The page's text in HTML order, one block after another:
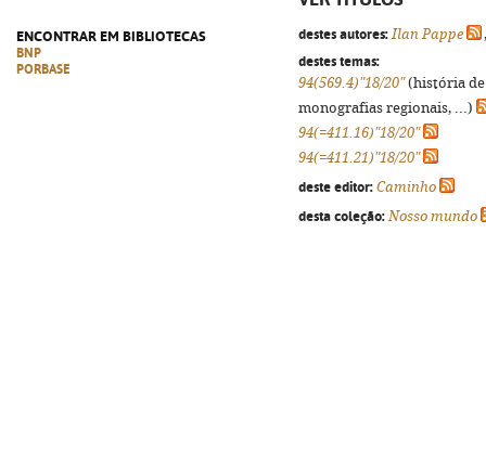
ENCONTRAR EM BIBLIOTECAS
BNP
PORBASE
destes autores: Ilan Pappe
destes temas:
94(569.4)"18/20"(história de
monografias regionais, ...)
94(=411.16)"18/20"
94(=411.21)"18/20"
deste editor: Caminho
desta coleção: Nosso mundo